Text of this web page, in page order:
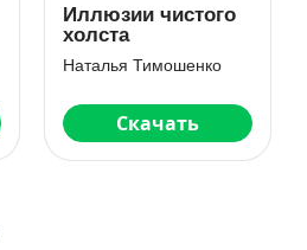
Хозяин гиблого
места
Наталья Тимошенко
Скачать